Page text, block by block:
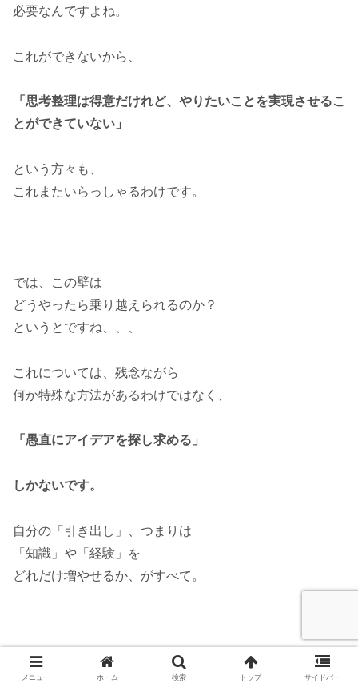
必要なんですよね。
これができないから、
「思考整理は得意だけれど、やりたいことを実現させるこ
とができていない」
という方々も、
これまたいらっしゃるわけです。
では、この壁は
どうやったら乗り越えられるのか？
というとですね、、、
これについては、残念ながら
何か特殊な方法があるわけではなく、
「愚直にアイデアを探し求める」
しかないです。
自分の「引き出し」、つまりは
「知識」や「経験」を
どれだけ増やせるか、がすべて。
この壁を乗り越えることが、
メニュー ホーム 検索 トップ サイドバー